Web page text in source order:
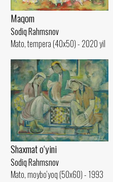
Maqom
Sodiq Rahmsnov
Mato, tempera (40x50) - 2020 yil
Shaxmat o‘yini
Sodiq Rahmsnov
Mato, moybo‘yoq (50x60) - 1993